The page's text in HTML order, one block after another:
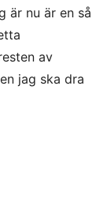
är nu är en så
av
jag ska dra